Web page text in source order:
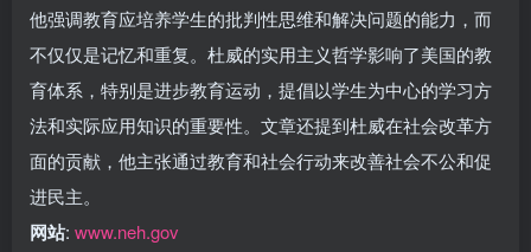
他强调教育应培养学生的批判性思维和解决问题的能力，而
不仅仅是记忆和重复。杜威的实用主义哲学影响了美国的教
育体系，特别是进步教育运动，提倡以学生为中心的学习方
法和实际应用知识的重要性。文章还提到杜威在社会改革方
面的贡献，他主张通过教育和社会行动来改善社会不公和促
进民主。
网站: www.neh.gov